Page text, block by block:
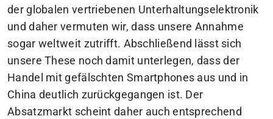
der globalen vertriebenen Unterhaltungselektronik
und daher vermuten wir, dass unsere Annahme
sogar weltweit zutrifft. Abschließend lässt sich
unsere These noch damit unterlegen, dass der
Handel mit gefälschten Smartphones aus und in
China deutlich zurückgegangen ist. Der
Absatzmarkt scheint daher auch entsprechend